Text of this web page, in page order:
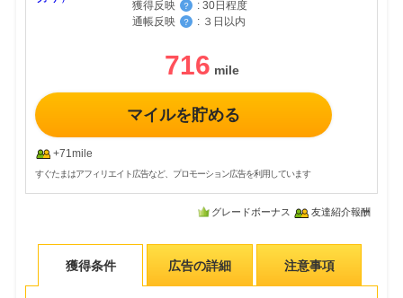
獲得反映
？ : 30日程度
通帳反映
？ : ３日以内
716
マイルを貯める
+71mile
すぐたまはアフィリエイト広告など、プロモーション広告を利用しています
グレードボーナス 友達紹介報酬
獲得条件 広告の詳細 注意事項